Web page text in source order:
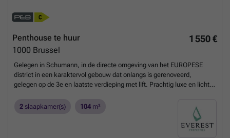
1 550 €
Penthouse te huur
1000 Brussel
Gelegen in Schumann, in de directe omgeving van het EUROPESE
district in een karaktervol gebouw dat onlangs is gerenoveerd,
gelegen op de 3e en laatste verdieping met lift. Prachtig luxe en licht
samengesteld: een inkomhal, een grote woonkamer van 60m2 met
een volledig uitgeruste open keuken, twee slaapkamers met elk een
badkamer, douche en kleedkamer, 2 terrassen , Wasmachine en
droger, fietsenstalling en kelder. Kwaliteitsafwerkingen. Zwembad en
2 slaapkamer(s) 104 m²